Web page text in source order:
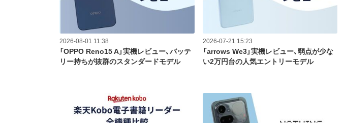
2026-08-01 11:38
「OPPO Reno15 A」実機レビュー、バッテ
リー持ちが抜群のスタンダードモデル
2026-07-21 15:23
「arrows We3」実機レビュー、弱点が少な
い2万円台の人気エントリーモデル